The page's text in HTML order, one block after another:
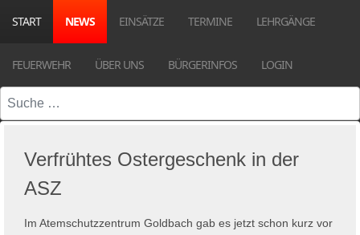
START NEWS EINSÄTZE TERMINE LEHRGÄNGE
FEUERWEHR ÜBER UNS BÜRGERINFOS LOGIN
Suchen
Verfrühtes Ostergeschenk in der
ASZ
Im Atemschutzzentrum Goldbach gab es jetzt schon kurz vor